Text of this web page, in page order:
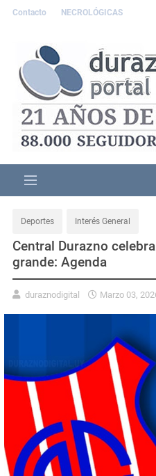
Contacto NECROLÓGICAS
Deportes Interés General
Central Durazno
grande: Agenda
duraznodigital Marzo 03,